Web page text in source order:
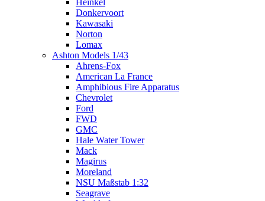
Heinkel
Donkervoort
Kawasaki
Norton
Lomax
Ashton Models 1/43
Ahrens-Fox
American La France
Amphibious Fire Apparatus
Chevrolet
Ford
FWD
GMC
Hale Water Tower
Mack
Magirus
Moreland
NSU Maßstab 1:32
Seagrave